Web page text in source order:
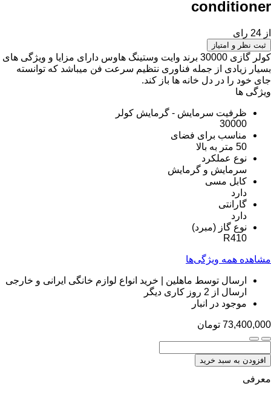
conditioner
از 24 رای
ثبت نظر و امتیاز
کولر گازی 30000 برند وایت وستینگ هاوس دارای مزایا و ویژگی های
بسیار زیادی از جمله فناوری نتظیم سرعت فن میباشد که توانسته
جای خود را در دل خانه ها باز کند.
ویژگی ها
ظرفیت سرمایش - گرمایش کولر
30000
مناسب برای فضای
50 متر به بالا
نوع عملکرد
سرمایش و گرمایش
کابل مسی
دارد
گارانتی
دارد
نوع گاز (مبرد)
R410
مشاهده همه ویژگی‌ها
ارسال توسط ماهلین | خرید انواع لوازم خانگی ایرانی و خارجی
ارسال از 2 روز کاری دیگر
موجود در انبار
73,400,000 تومان
افزودن به سبد خرید
معرفی